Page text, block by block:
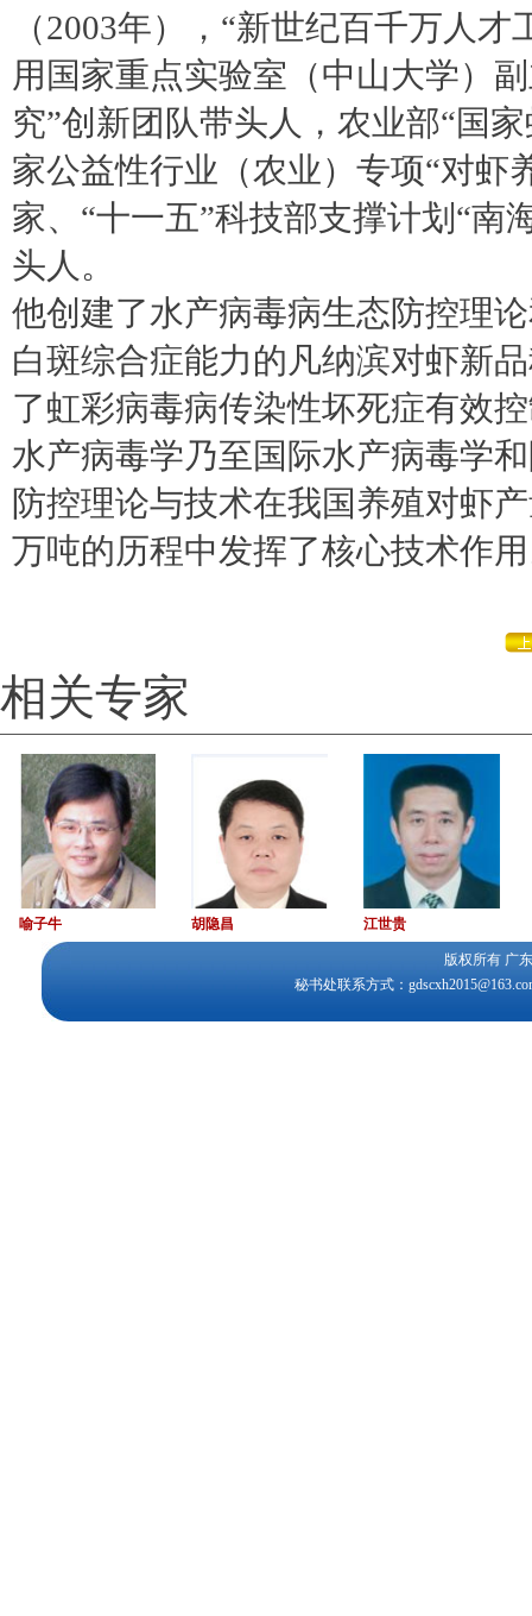
（2003年），“新世纪百千万人
用国家重点实验室（中山大学）
究”创新团队带头人，农业部“国
家公益性行业（农业）专项“对虾
家、“十一五”科技部支撑计划“南
头人。
他创建了水产病毒病生态防控理
白斑综合症能力的凡纳滨对虾新
了虹彩病毒病传染性坏死症有效
水产病毒学乃至国际水产病毒学
防控理论与技术在我国养殖对虾
万吨的历程中发挥了核心技术作
相关专家
喻子牛 胡隐昌 江世贵
版权所有
秘书处联系方式：